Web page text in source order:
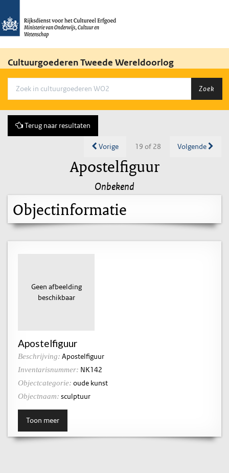
Cultuurgoederen Tweede Wereldoorlog
Zoek
Terug naar resultaten
Vorige 19 of 28 Volgende
Apostelfiguur
Onbekend
Objectinformatie
Geen afbeelding
beschikbaar
Apostelfiguur
Beschrijving: Apostelfiguur
Inventarisnummer: NK142
Objectcategorie: oude kunst
Objectnaam: sculptuur
Toon meer